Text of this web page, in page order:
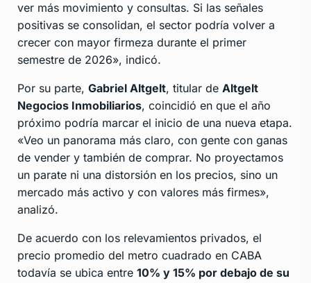
ver más movimiento y consultas. Si las señales
positivas se consolidan, el sector podría volver a
crecer con mayor firmeza durante el primer
semestre de 2026», indicó.
Por su parte, Gabriel Altgelt, titular de Altgelt
Negocios Inmobiliarios, coincidió en que el año
próximo podría marcar el inicio de una nueva etapa.
«Veo un panorama más claro, con gente con ganas
de vender y también de comprar. No proyectamos
un parate ni una distorsión en los precios, sino un
mercado más activo y con valores más firmes»,
analizó.
De acuerdo con los relevamientos privados, el
precio promedio del metro cuadrado en CABA
todavía se ubica entre 10% y 15% por debajo de su